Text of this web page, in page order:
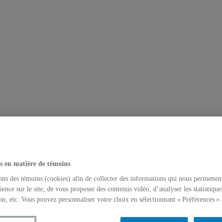
en matière de témoins
des témoins (cookies) afin de collecter des informations qui nous
sur le site, de vous proposer des contenus vidéo, d’analyser les
etc. Vous pouvez personnaliser votre choix en sélectionnant « Préférences ».